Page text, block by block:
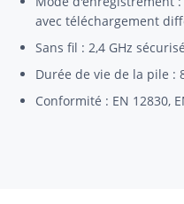
avec téléchargement
Sans fil : 2,4 GHz
Durée de vie de la pile :
Conformité : EN 12830,